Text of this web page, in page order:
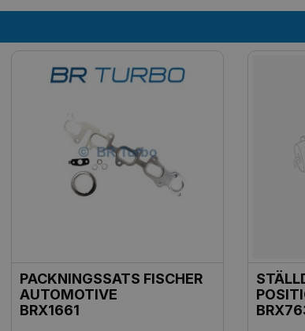
PACKNINGSSATS FISCHER
AUTOMOTIVE
BRX1661